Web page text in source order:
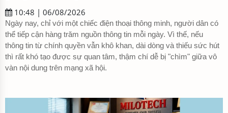
10:48 | 06/08/2026
Ngày nay, chỉ với một chiếc điện thoại thông minh, người dân có
thể tiếp cận hàng trăm nguồn thông tin mỗi ngày. Vì thế, nếu
thông tin từ chính quyền vẫn khô khan, dài dòng và thiếu sức hút
thì rất khó tạo được sự quan tâm, thậm chí dễ bị "chìm" giữa vô
vàn nội dung trên mạng xã hội.